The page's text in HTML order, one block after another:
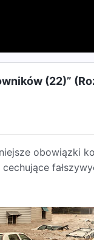
(22)”
obowiązki